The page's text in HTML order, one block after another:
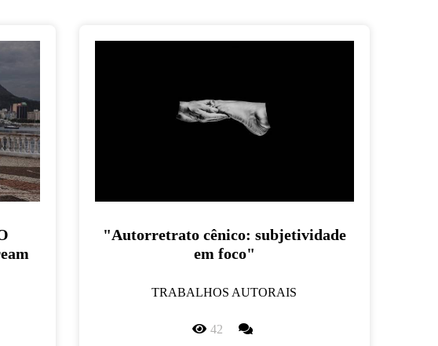
"Autorretrato cênico: subjetividade
em foco"
TRABALHOS AUTORAIS
42